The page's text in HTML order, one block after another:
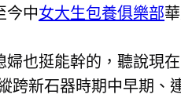
今中女大生包養俱樂部
也挺能幹的，聽說現
新石器時期中早期